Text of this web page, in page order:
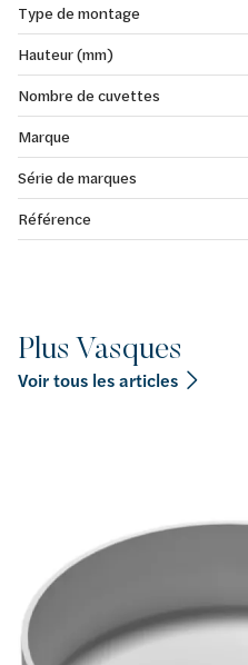
Type de montage
Hauteur (mm)
Nombre de cuvettes
Marque
Série de marques
Référence
Plus Vasques
Voir tous les articles